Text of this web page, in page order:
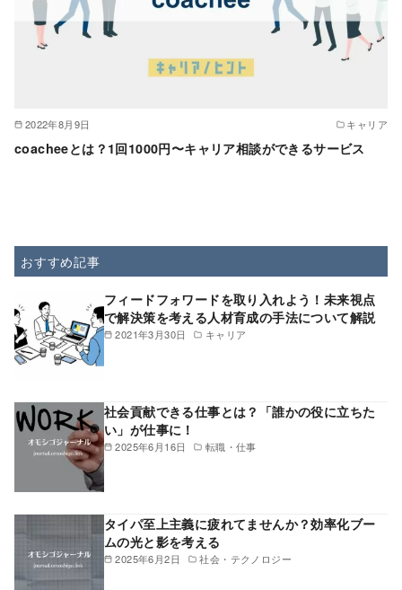
2022年8月9日 キャリア
coacheeとは？1回1000円〜キャリア相談ができるサービス
おすすめ記事
2021年3月30日 キャリア
フィードフォワードを取り入れよう！未来視点
で解決策を考える人材育成の手法について解説
2025年6月16日 転職・仕事
社会貢献できる仕事とは？「誰かの役に立ちた
い」が仕事に！
2025年6月2日 社会・テクノロジー
タイパ至上主義に疲れてませんか？効率化ブー
ムの光と影を考える